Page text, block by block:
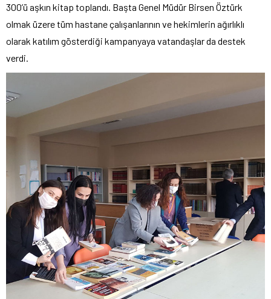
300’ü aşkın kitap toplandı. Başta Genel Müdür Birsen Öztürk
olmak üzere tüm hastane çalışanlarının ve hekimlerin ağırlıklı
olarak katılım gösterdiği kampanyaya vatandaşlar da destek
verdi.